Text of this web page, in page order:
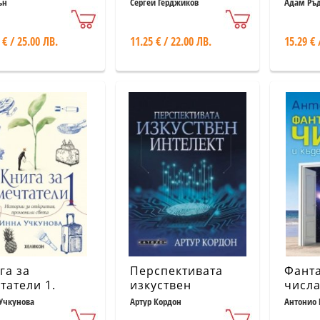
€ / 25.00 ЛВ. 11.25 € / 22.00 ЛВ. 15.29
за
1.
за
Перспективата
изкуствен
интелект
Артур Кордон
ги
Антонио